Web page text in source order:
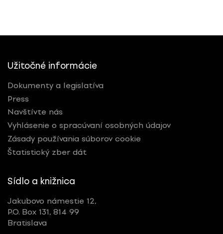
Užitočné informácie
Dokumenty a legislatíva
Press
Navštívte nás
Vyhlásenie o spracúvaní osobných údajov
Zásady používania súborov cookie
Štatistický zber dát
Sídlo a knižnica
Jakubovo námestie 12,
P.O. Box 131, 814 99
Bratislava